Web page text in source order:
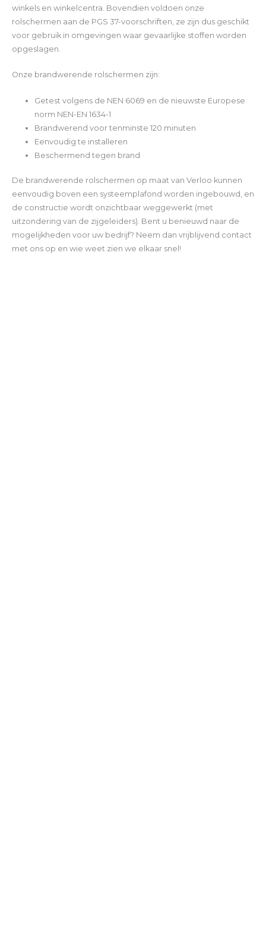
winkels en winkelcentra. Bovendien voldoen onze
rolschermen aan de PGS 37-voorschriften, ze zijn dus geschikt
voor gebruik in omgevingen waar gevaarlijke stoffen worden
opgeslagen.
Onze brandwerende rolschermen zijn:
Getest volgens de NEN 6069 en de nieuwste Europese
norm NEN-EN 1634-1
Brandwerend voor tenminste 120 minuten
Eenvoudig te installeren
Beschermend tegen brand
De brandwerende rolschermen op maat van Verloo kunnen
eenvoudig boven een systeemplafond worden ingebouwd, en
de constructie wordt onzichtbaar weggewerkt (met
uitzondering van de zijgeleiders). Bent u benieuwd naar de
mogelijkheden voor uw bedrijf? Neem dan vrijblijvend contact
met ons op en wie weet zien we elkaar snel!